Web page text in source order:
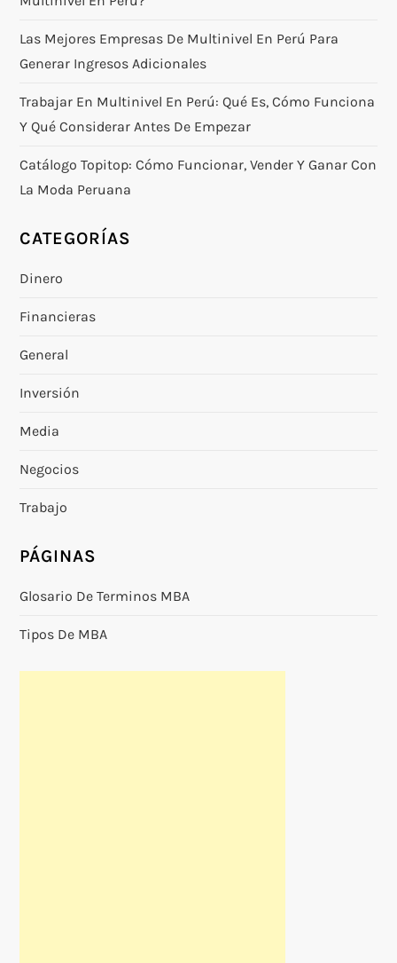
Las Mejores Empresas De Multinivel En Perú Para
Generar Ingresos Adicionales
Trabajar En Multinivel En Perú: Qué Es, Cómo Funciona
Y Qué Considerar Antes De Empezar
Catálogo Topitop: Cómo Funcionar, Vender Y Ganar Con
La Moda Peruana
CATEGORÍAS
Dinero
Financieras
General
Inversión
Media
Negocios
Trabajo
PÁGINAS
Glosario De Terminos MBA
Tipos De MBA